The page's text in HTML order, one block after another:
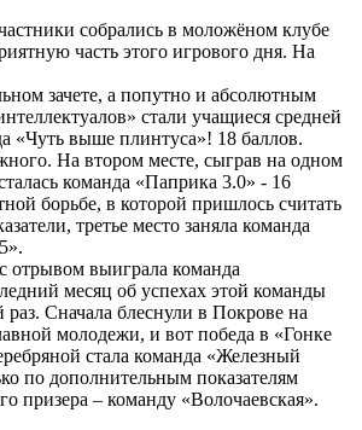
собрались в моложёном клубе
часть этого игрового дня. На
зачете, а попутно и абсолютным
стали учащиеся средней
«Чуть выше плинтуса»! 18 баллов.
На втором месте, сыграв на одном
команда «Паприка 3.0» - 16
борьбе, в которой пришлось считать
третье место заняла команда
отрывом выиграла команда
месяц об успехах этой команды
Сначала блеснули в Покрове на
молодежи, и вот победа в «Гонке
стала команда «Железный
по дополнительным показателям
призера – команду «Волочаевская».